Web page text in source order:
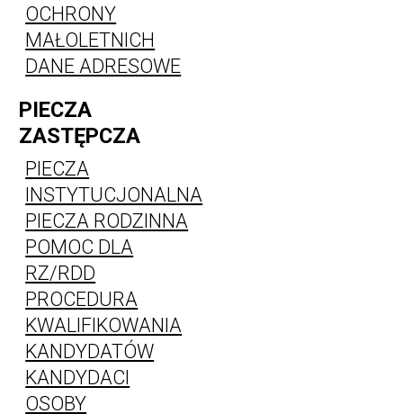
OCHRONY
MAŁOLETNICH
DANE ADRESOWE
PIECZA
ZASTĘPCZA
PIECZA
INSTYTUCJONALNA
PIECZA RODZINNA
POMOC DLA
RZ/RDD
PROCEDURA
KWALIFIKOWANIA
KANDYDATÓW
KANDYDACI
OSOBY